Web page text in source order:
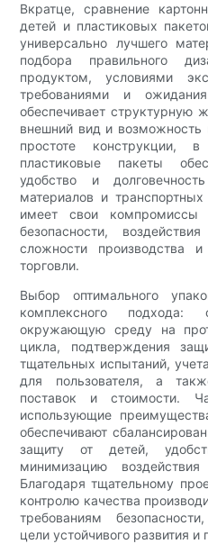
Вкратце, сравнение
детей и пластиковых
универсально лучшего
подбора правильного
продуктом, условиями
требованиями и
обеспечивает структурную
внешний вид и возможность
простоте
пластиковые пакеты
удобство и
материалов и
имеет свои компромиссы
безопасности,
сложности производства
торговли.
Выбор оптимального
комплексного подхода:
окружающую среду на
цикла, подтверждения
тщательных испытаний,
для пользователя, а
поставок и стоимости.
использующие
обеспечивают
защиту от детей,
минимизацию
Благодаря тщательному
контролю качества
требованиям
цели устойчивого развития и